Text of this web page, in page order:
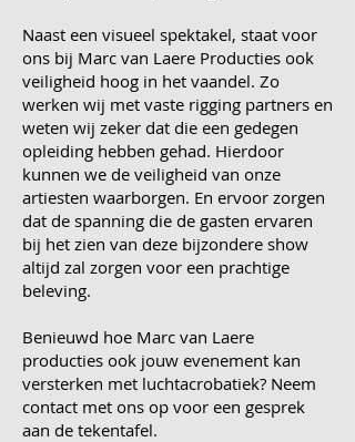
Naast een visueel spektakel, staat voor
ons bij Marc van Laere Producties ook
veiligheid hoog in het vaandel. Zo
werken wij met vaste rigging partners en
weten wij zeker dat die een gedegen
opleiding hebben gehad. Hierdoor
kunnen we de veiligheid van onze
artiesten waarborgen. En ervoor zorgen
dat de spanning die de gasten ervaren
bij het zien van deze bijzondere show
altijd zal zorgen voor een prachtige
beleving.
Benieuwd hoe Marc van Laere
producties ook jouw evenement kan
versterken met luchtacrobatiek? Neem
contact met ons op voor een gesprek
aan de tekentafel.